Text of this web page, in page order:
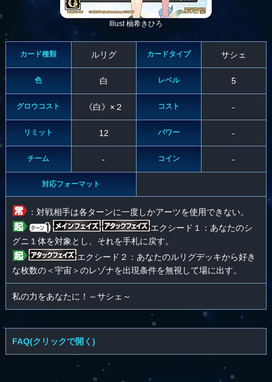
Illust 柚希きひろ
カード種類 ルリグ カードタイプ サシェ
色 白 レベル 5
グロウコスト 《白》×２ コスト -
リミット 12 パワー -
チーム - コイン -
対応フォーマット
：対戦相手は各ターンに一度しかアーツを使用できない。
エクシード１：あなたのシ
グニ１体を対象とし、それを手札に戻す。
エクシード２：あなたのルリグデッキから好き
な枚数の＜宇宙＞のレゾナを出現条件を無視して場に出す。
私の力をあなたに！～サシェ～
FAQ(クリックで開く)